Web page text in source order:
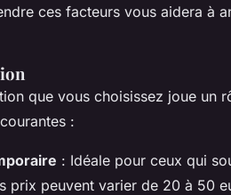
ces facteurs vous aidera à
que vous choisissez joue un
:
: Idéale pour ceux qui
prix peuvent varier de 20 à 50